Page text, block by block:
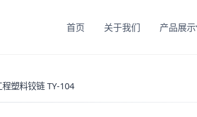
首页 关于我们 产品展示
程塑料铰链 TY-104